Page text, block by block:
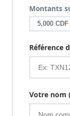
Montants
5,000 CDF
Référence
Votre nom